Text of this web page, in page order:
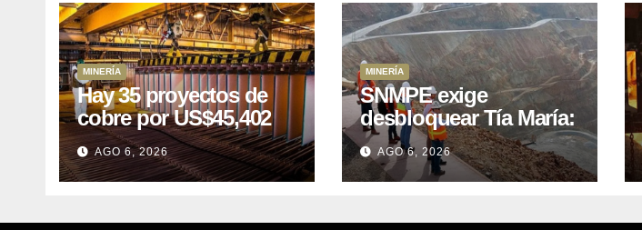
MINERÍA
Hay 35 proyectos de
cobre por US$45,402
millones que Perú
puede aprovechar
AGO 6, 2026
MINERÍA
SNMPE exige
desbloquear Tía María:
el proyecto de
US$1.400M que Perú
lleva 15 años
AGO 6, 2026